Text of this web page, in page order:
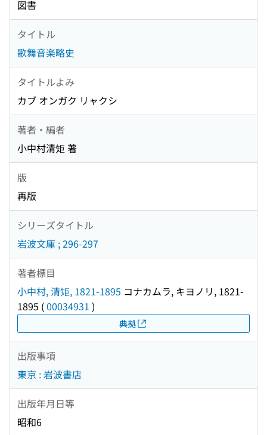
図書
タイトル
歌舞音楽略史
タイトルよみ
カブ オンガク リャクシ
著者・編者
小中村清矩 著
版
再版
シリーズタイトル
岩波文庫 ; 296-297
著者標目
小中村, 清矩, 1821-1895 コナカムラ, キヨノリ, 1821-
1895 (00034931 )
典拠
出版事項
東京 : 岩波書店
出版年月日等
昭和6